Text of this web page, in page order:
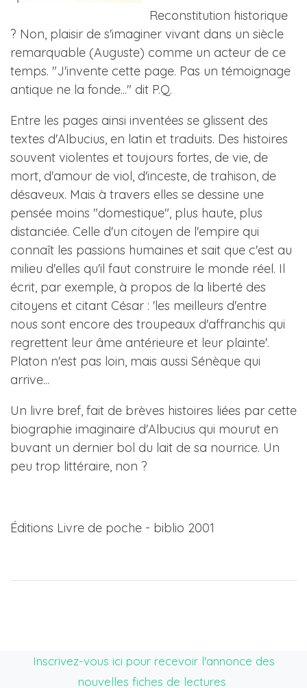
Reconstitution historique
? Non, plaisir de s'imaginer vivant dans un siècle
remarquable (Auguste) comme un acteur de ce
temps. "J'invente cette page. Pas un témoignage
antique ne la fonde..." dit P.Q.
Entre les pages ainsi inventées se glissent des
textes d'Albucius, en latin et traduits. Des histoires
souvent violentes et toujours fortes, de vie, de
mort, d'amour de viol, d'inceste, de trahison, de
désaveux. Mais à travers elles se dessine une
pensée moins "domestique", plus haute, plus
distanciée. Celle d'un citoyen de l'empire qui
connaît les passions humaines et sait que c'est au
milieu d'elles qu'il faut construire le monde réel. Il
écrit, par exemple, à propos de la liberté des
citoyens et citant César : 'les meilleurs d'entre
nous sont encore des troupeaux d'affranchis qui
regrettent leur âme antérieure et leur plainte'.
Platon n'est pas loin, mais aussi Sénèque qui
arrive...
Un livre bref, fait de brèves histoires liées par cette
biographie imaginaire d'Albucius qui mourut en
buvant un dernier bol du lait de sa nourrice. Un
peu trop littéraire, non ?
Éditions Livre de poche - biblio 2001
Inscrivez-vous ici pour recevoir l'annonce des
nouvelles fiches de lectures